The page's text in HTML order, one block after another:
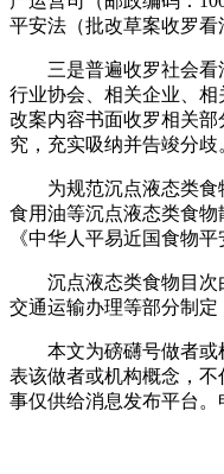
平安法（批改草案收罗看
三是普遍收罗社会看法
行业协会、相关企业、
改案内容书面收罗相关
究，充实吸纳并告竣分歧
为规范沉点液态类食
食用油等沉点液态类食
《中华人平易近国食物
沉点液态类食物目次
交通运输办理等部分制定
本文为磅礴号做者或
表该做者或机构概念，
事仅供给消息发布平台。